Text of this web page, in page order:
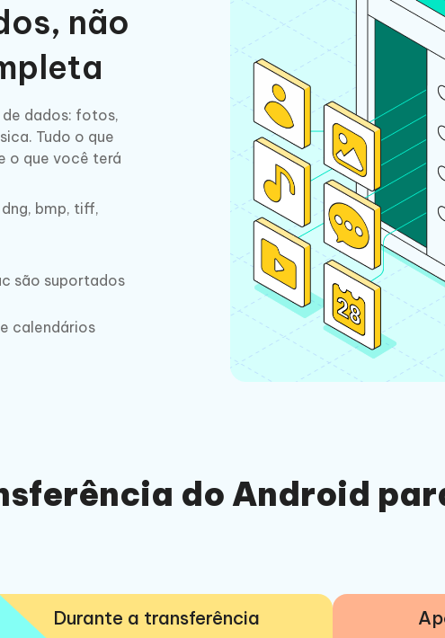
não
dados: fotos,
Tudo o que
o que você terá
bmp, tiff,
são suportados
calendários
do Android
Durante a transferência